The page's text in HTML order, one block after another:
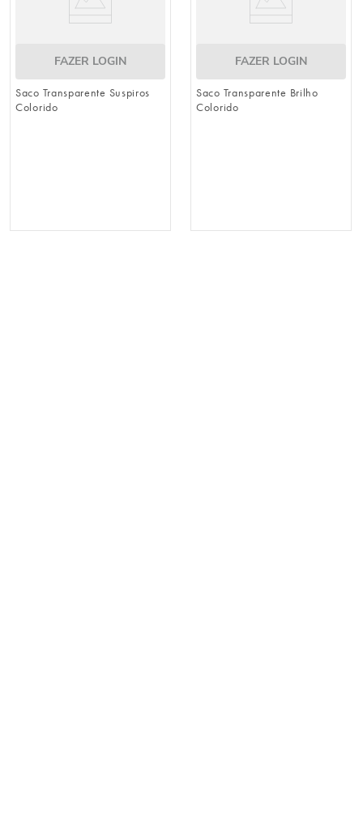
FAZER LOGIN
Saco Transparente Suspiros
Colorido
FAZER LOGIN
Saco Transparente Brilho
Colorido